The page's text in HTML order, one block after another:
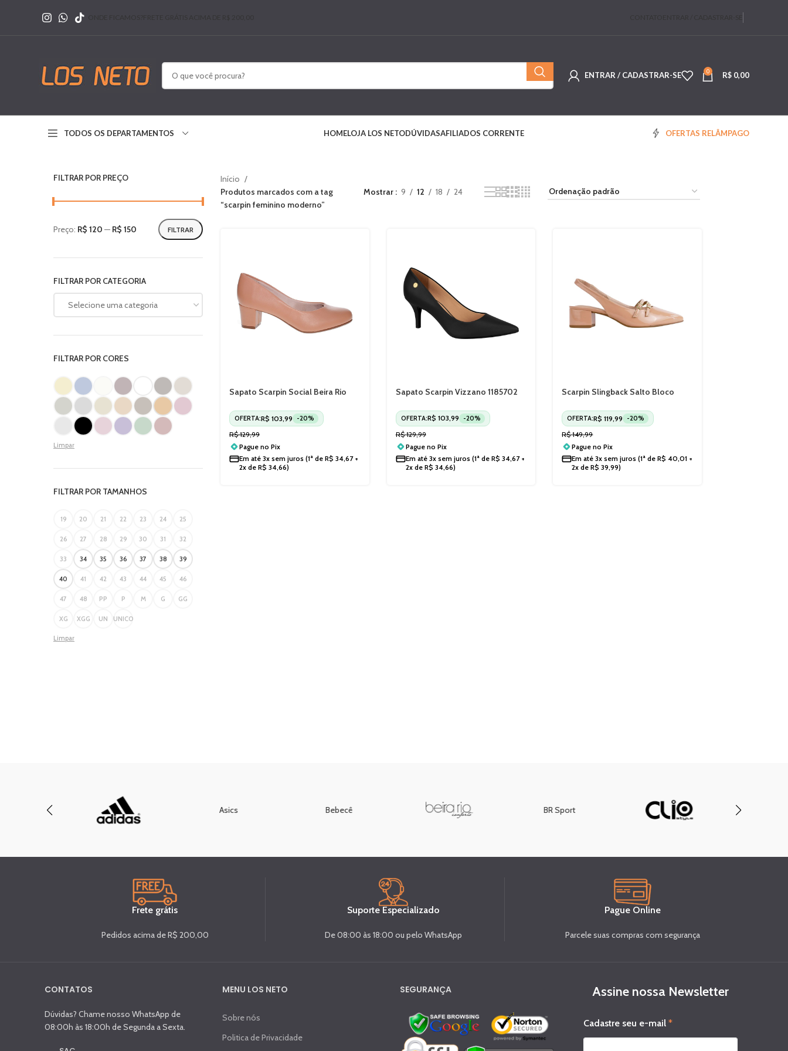
ENTRAR / CADASTRAR-SE 0 R$ 0,00
TODOS OS DEPARTAMENTOS HOMELOJA LOS NETODÚVIDASAFILIADOS CORRENTE OFERTAS RELÂMPAGO
FILTRAR POR PREÇO
FILTRAR
Preço: R$ 120 — R$ 150
FILTRAR POR CATEGORIA
Selecione uma categoria
FILTRAR POR CORES
Limpar
FILTRAR POR TAMANHOS
19 20 21 22 23 24 25
26 27 28 29 30 31 32
33 34 35 36 37 38 39
40 41 42 43 44 45 46
47 48 PP P M G GG
XG XGG UN UNICO
Limpar
Início
Produtos marcados com a tag
“scarpin feminino moderno”
Mostrar 9 12 18 24
Sapato Scarpin Social Beira Rio
OFERTA:R$ 103,99 -20%
R$129,99
Pague no Pix
Em até 3x sem juros (1ª de R$ 34,67+
2x de R$ 34,66)
Sapato Scarpin Vizzano 1185702
OFERTA:R$ 103,99 -20%
R$129,99
Pague no Pix
Em até 3x sem juros(1ª de R$ 34,67+
2x de R$ 34,66)
Scarpin Slingback Salto Bloco
OFERTA:R$ 119,99 -20%
R$149,99
Pague noPix
Em até3x sem juros (1ª deR$ 40,01 +
2x deR$ 39,99)
Asics Bebecê BR Sport
Frete grátis
Pedidos acima de R$ 200,00
Suporte Especializado
De 08:00 às 18:00 ou pelo WhatsApp
Pague Online
Parcele suas compras com segurança
CONTATOS
Dúvidas? Chame nosso WhatsApp de
08:00h às 18:00h de Segunda a Sexta.
MENU LOS NETO
Sobre nós
Politica de Privacidade
SEGURANÇA Assine nossa Newsletter
e
u
Cadastre seu e-mail *